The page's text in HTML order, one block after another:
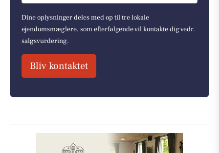
Dine oplysninger deles med op til tre lokale
ejendomsmæglere, som efterfølgende vil kontakte dig vedr.
salgsvurdering.
Bliv kontaktet